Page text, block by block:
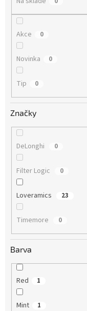
Akce 0
Novinka 0
Tip 0
Značky
DeLonghi 0
Filter Logic 0
Loveramics 23
Timemore 0
Barva
Red 1
Mint 1